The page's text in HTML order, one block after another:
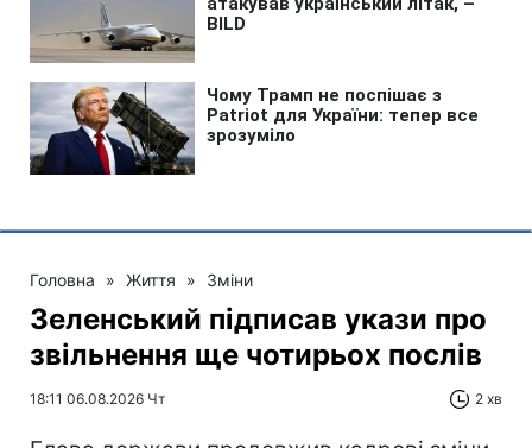
Головна » Життя » Зміни
Зеленський підписав укази про
звільнення ще чотирьох послів
18:11 06.08.2026 Чт 2 хв